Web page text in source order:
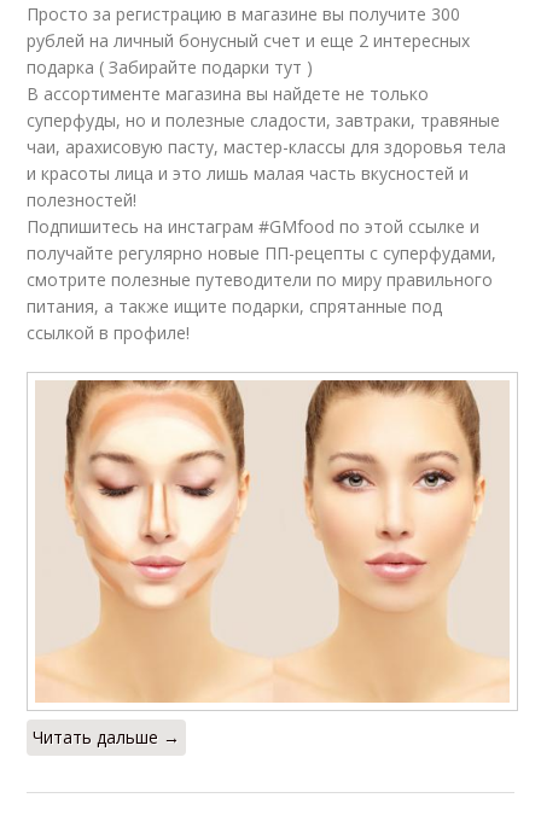
Просто за регистрацию в магазине вы получите 300
рублей на личный бонусный счет и еще 2 интересных
подарка ( Забирайте подарки тут )
В ассортименте магазина вы найдете не только
суперфуды, но и полезные сладости, завтраки, травяные
чаи, арахисовую пасту, мастер-классы для здоровья тела
и красоты лица и это лишь малая часть вкусностей и
полезностей!
Подпишитесь на инстаграм #GMfood по этой ссылке и
получайте регулярно новые ПП-рецепты с суперфудами,
смотрите полезные путеводители по миру правильного
питания, а также ищите подарки, спрятанные под
ссылкой в профиле!
Читать дальше →